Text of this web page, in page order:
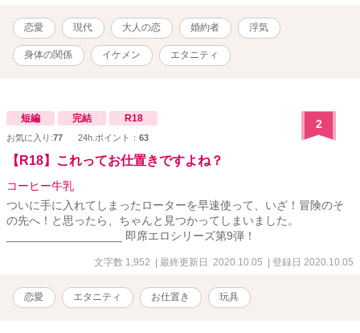
ためご了承ください。 ※本作は、エブリスタ・ムーンライトノベル
ズでも掲載しています（エブリスタでのタイトルは「Blind Destiny
〜秘めたる想いが交わるとき〜」です）。
恋愛 現代 大人の恋 婚約者 浮気
身体の関係 イケメン エタニティ
短編 完結 R18
お気に入り:77 24h.ポイント： 63
2
【R18】これってお仕置きですよね？
コーヒー牛乳
ついに手に入れてしまったローターを早速使って、いざ！冒険のそ
の先へ！と思ったら、ちゃんと見つかってしまいました。
__________________ 即席エロシリーズ第9弾！
文字数 1,952 | 最終更新日 2020.10.05 | 登録日 2020.10.05
恋愛 エタニティ お仕置き 玩具